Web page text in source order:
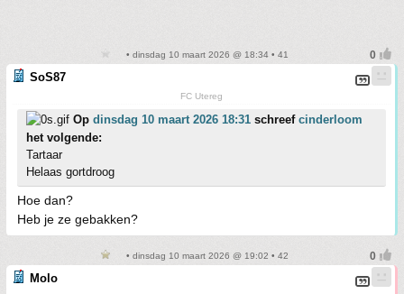
• dinsdag 10 maart 2026 @ 18:34 • 41
SoS87
FC Utereg
Op dinsdag 10 maart 2026 18:31 schreef cinderloom
het volgende:
Tartaar
Helaas gortdroog
Hoe dan?
Heb je ze gebakken?
• dinsdag 10 maart 2026 @ 19:02 • 42
Molo